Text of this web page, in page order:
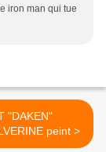
iron man qui tue
"DAKEN"
DARKWOLVERINE peint >